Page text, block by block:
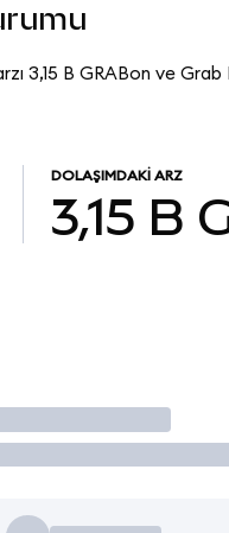
3,15 B GRABon ve
DOLAŞIMDAKI ARZ
3,15 B
Yap